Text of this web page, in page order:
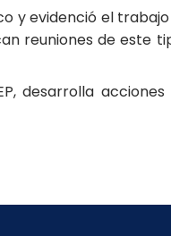
y evidenció el
reuniones de este
desarrolla